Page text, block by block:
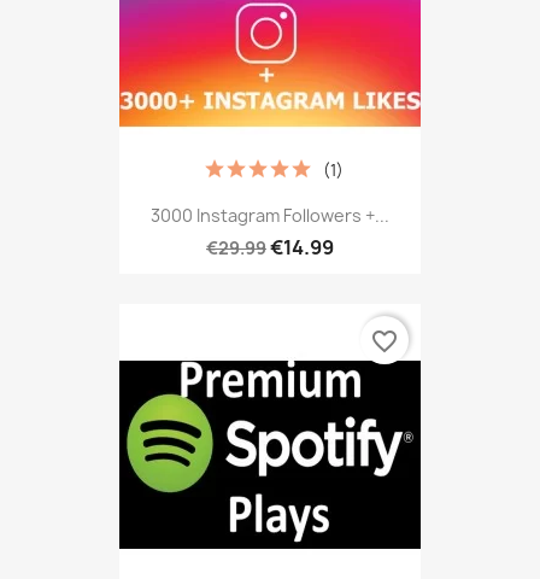
3000 Instagram Followers +...
€29.99€14.99
(1)
favorite_border